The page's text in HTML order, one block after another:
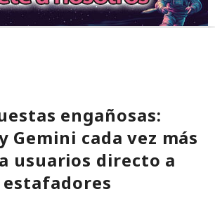
engañosas:
Gemini cada vez más
usuarios directo a
estafadores